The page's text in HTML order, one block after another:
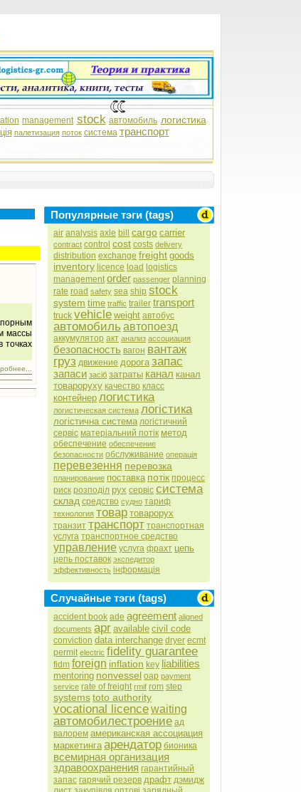
management stock автомобиль логистика
палетизация поток система транспорт
массы
точках
Популярные тэги (tags)
air analysis axle bill cargo carrier
contract control cost costs delivery
distribution exchange freight goods
inventory licence load logistics
management order passenger planning
rate road safety sea ship stock
system time traffic trailer transport
truck vehicle weight автобус
автомобиль автопоезд
аккумулятор акт анализ ассоциация
безопасность вагон вантаж
груз движение дорога запас
запаси засіб затраты канал канал
товароруху качество класс
контейнер логистика
логистическая система логістика
логістична система логістичний
сервіс матеріальний потік метод
обеспечение обеспечение
безопасности обслуживание операція
перевезення перевозка
планирование поставка потік процесс
риск розподіл рух сервіс система
склад средство судно тариф
технология товар товарорух
транзит транспорт транспортная
услуга транспортное средство
управление услуга фрахт цепь
цепь поставок экспедитор
эффективность інформація
Случайные тэги (tags)
accident book ade agreement aligned
documents apr available civil code
conviction data interchange dryer ecmt
permit electric fidelity guarantee
fidm foreign inflation key liabilities
mentoring nonvessel oap payment
service rate of freight rmif rom step
systemstoto authority
vocational licencewaiting
автомобилестроение ад
валорем американская ассоциация
маркетинга арендатор бионика
всемирная организация
здравоохранения гарантийный
запас гарячий резерв драфт дэмидж